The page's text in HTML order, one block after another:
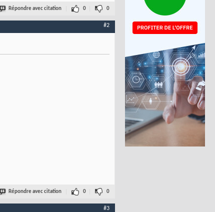
Répondre avec citation 0 0
#2
Répondre avec citation 0 0
#3